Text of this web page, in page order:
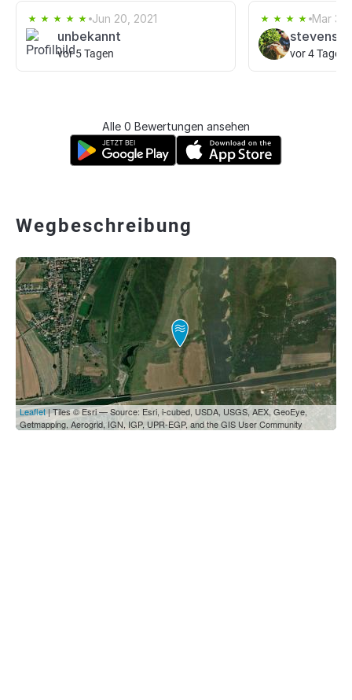
Jun 20, 2021
unbekannt
vor 5 Tagen
Mar
vor 4 Tagen
Alle 0 Bewertungen ansehen
Wegbeschreibung
Leaflet| Tiles © Esri — Source: Esri, i-cubed, USDA, USGS, AEX, GeoEye,
Getmapping, Aerogrid, IGN, IGP, UPR-EGP, and the GIS User Community